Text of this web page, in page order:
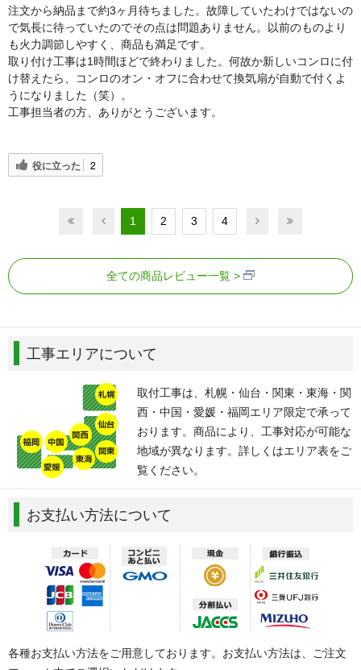
注文から納品まで約3ヶ月待ちました。故障していたわけではないの
で気長に待っていたのでその点は問題ありません。以前のものより
も火力調節しやすく、商品も満足です。
取り付け工事は1時間ほどで終わりました。何故か新しいコンロに付
け替えたら、コンロのオン・オフに合わせて換気扇が自動で付くよ
うになりました（笑）。
工事担当者の方、ありがとうございます。
役に立った 2
1 2 3 4
全ての商品レビュー一覧
工事エリアについて
取付工事は、札幌・仙台・関東・東海・関
西・中国・愛媛・福岡エリア限定で承って
おります。商品により、工事対応が可能な
地域が異なります。詳しくはエリア表をご
覧ください。
お支払い方法について
各種お支払い方法をご用意しております。お支払い方法は、ご注文